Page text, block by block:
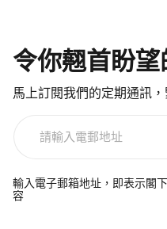
令你翹首盼望
馬上訂閱我們的定期通訊
電
郵
輸入電子郵箱地址，即表示閣
容